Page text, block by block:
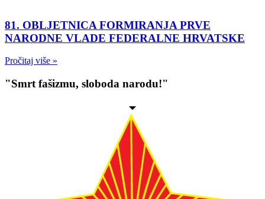
81. OBLJETNICA FORMIRANJA PRVE
NARODNE VLADE FEDERALNE HRVATSKE
Pročitaj više »
"Smrt fašizmu, sloboda narodu!"